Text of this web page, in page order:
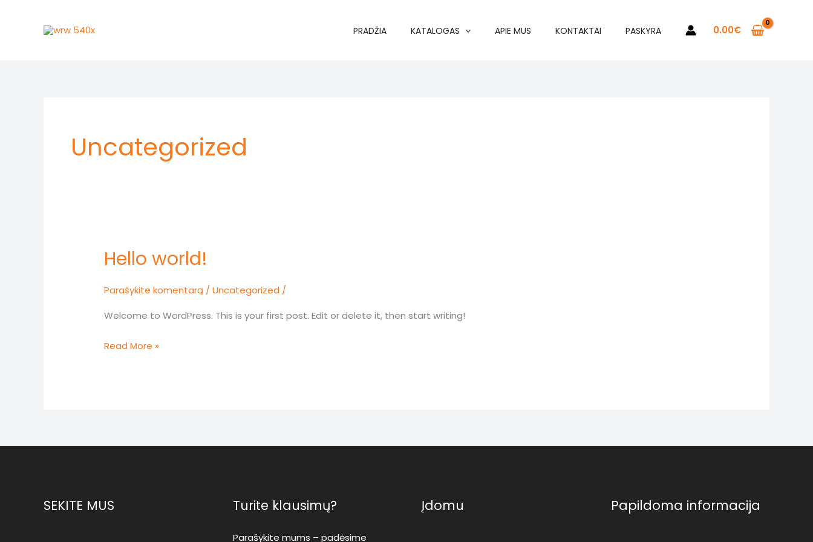
PRADŽIA KATALOGAS APIE MUS KONTAKTAI PASKYRA 0.00€
Uncategorized
Hello world!
Parašykite komentarą /Uncategorized /
Welcome to WordPress. This is your first post. Edit or delete it, then start writing!
Hello
Read More »
SEKITE MUS Turite klausimų?
Parašykite mums – padėsime
Įdomu Papildoma informacija